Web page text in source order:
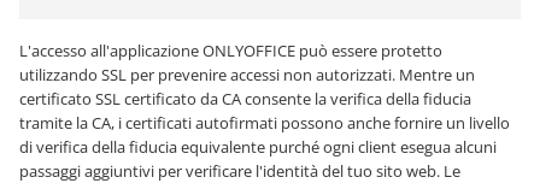
L'accesso all'applicazione ONLYOFFICE può essere protetto
utilizzando SSL per prevenire accessi non autorizzati. Mentre un
certificato SSL certificato da CA consente la verifica della fiducia
tramite la CA, i certificati autofirmati possono anche fornire un livello
di verifica della fiducia equivalente purché ogni client esegua alcuni
passaggi aggiuntivi per verificare l'identità del tuo sito web. Le